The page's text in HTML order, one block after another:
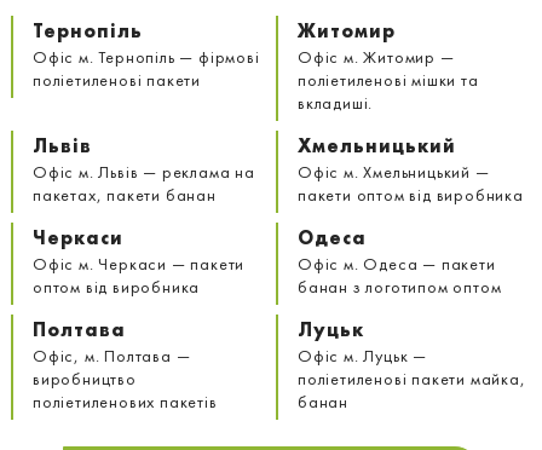
Тернопіль
Офіс м. Тернопіль — фірмові
поліетиленові пакети
Житомир
Офіс м. Житомир —
поліетиленові мішки та
вкладиші.
Львів
Офіс м. Львів — реклама на
пакетах, пакети банан
Хмельницький
Офіс м. Хмельницький —
пакети оптом від виробника
Черкаси
Офіс м. Черкаси — пакети
оптом від виробника
Одеса
Офіс м. Одеса — пакети
банан з логотипом оптом
Полтава
Офіс, м. Полтава —
виробництво
поліетиленових пакетів
Луцьк
Офіс м. Луцьк —
поліетиленові пакети майка,
банан